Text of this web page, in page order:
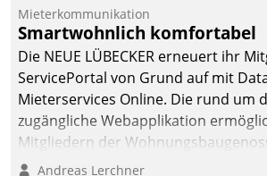
Mieterkommunikation
Smartwohnlich komfortabel
Die NEUE LÜBECKER erneuert ihr
ServicePortal von Grund auf mit
Mieterservices Online. Die rund um
zugängliche Webapplikation
Mitgliedern der
Kontaktaufnahme per Smartphone,
Andreas Lerchner